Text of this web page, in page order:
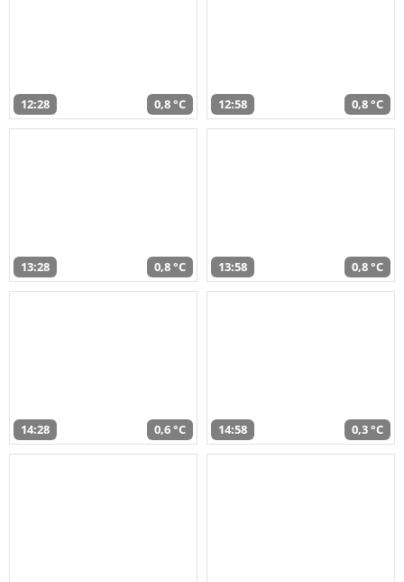
12:28 0,8 °C 12:58 0,8 °C
13:28 0,8 °C 13:58 0,8 °C
14:28 0,6 °C 14:58 0,3 °C